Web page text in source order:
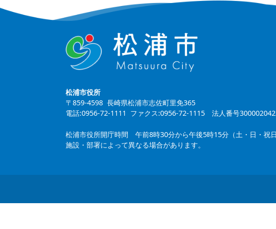
松浦市役所
〒859-4598 長崎県松浦市志佐町里免365
電話:0956-72-1111 ファクス:0956-72-1115 法人番号
松浦市役所開庁時間 午前8時30分から午後5時15分（土・日・祝
施設・部署によって異なる場合があります。